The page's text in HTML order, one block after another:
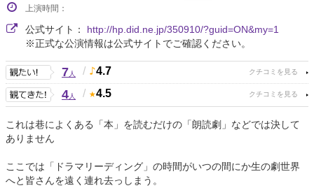
上演時間：
公式サイト： http://hp.did.ne.jp/350910/?guid=ON&my=1
※正式な公演情報は公式サイトでご確認ください。
7人 / 4.7
4人 / 4.5
これは巷によくある「本」を読むだけの「朗読劇」などでは決して
ありません
ここでは「ドラマリーディング」の時間がいつの間にか生の劇世界
へと皆さんを遠く連れ去っしまう。